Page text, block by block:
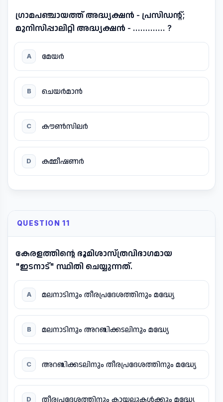
ഗ്രാമപഞ്ചായത്ത് അദ്ധ്യക്ഷൻ - പ്രസിഡന്റ്;
മുനിസിപ്പാലിറ്റി അദ്ധ്യക്ഷൻ - ............. ?
A മേയർ
B ചെയർമാൻ
C കൗൺസിലർ
D കമ്മീഷണർ
QUESTION 11
കേരളത്തിന്റെ ഭൂമിശാസ്ത്രവിഭാഗമായ
"ഇടനാട്" സ്ഥിതി ചെയ്യുന്നത്.
A മലനാടിനും തീരപ്രദേശത്തിനും മദ്ധ്യേ
B മലനാടിനും അറബിക്കടലിനും മദ്ധ്യേ
C അറബിക്കടലിനും തീരപ്രദേശത്തിനും മദ്ധ്യേ
D തീരപ്രദേശത്തിനും കായലുകൾക്കും മദ്ധ്യേ